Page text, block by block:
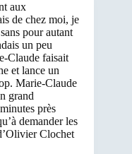
aux
de chez moi, je
pour autant
un peu
Claude faisait
et lance un
Marie-Claude
grand
près
demander les
Clochet